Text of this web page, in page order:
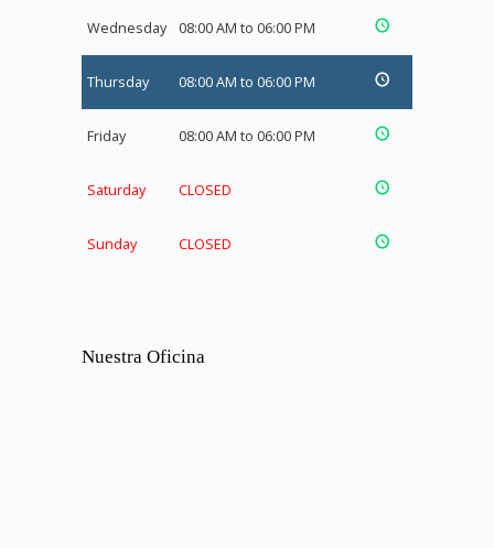
Wednesday 08:00 AM to 06:00 PM
Thursday 08:00 AM to 06:00 PM
Friday 08:00 AM to 06:00 PM
Saturday CLOSED
Sunday CLOSED
Nuestra Oficina